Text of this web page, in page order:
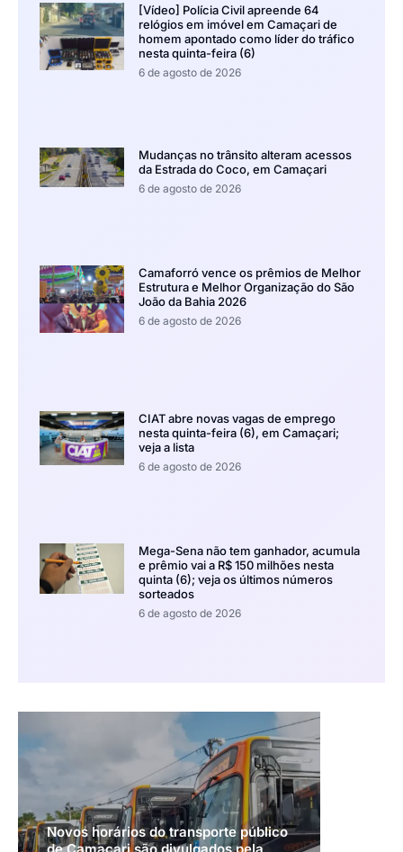
[Vídeo] Polícia Civil apreende 64
relógios em imóvel em Camaçari de
homem apontado como líder do tráfico
nesta quinta-feira (6)
6 de agosto de 2026
Mudanças no trânsito alteram acessos
da Estrada do Coco, em Camaçari
6 de agosto de 2026
Camaforró vence os prêmios de Melhor
Estrutura e Melhor Organização do São
João da Bahia 2026
6 de agosto de 2026
CIAT abre novas vagas de emprego
nesta quinta-feira (6), em Camaçari;
veja a lista
6 de agosto de 2026
Mega-Sena não tem ganhador, acumula
e prêmio vai a R$ 150 milhões nesta
quinta (6); veja os últimos números
sorteados
6 de agosto de 2026
Novos horários do transporte público